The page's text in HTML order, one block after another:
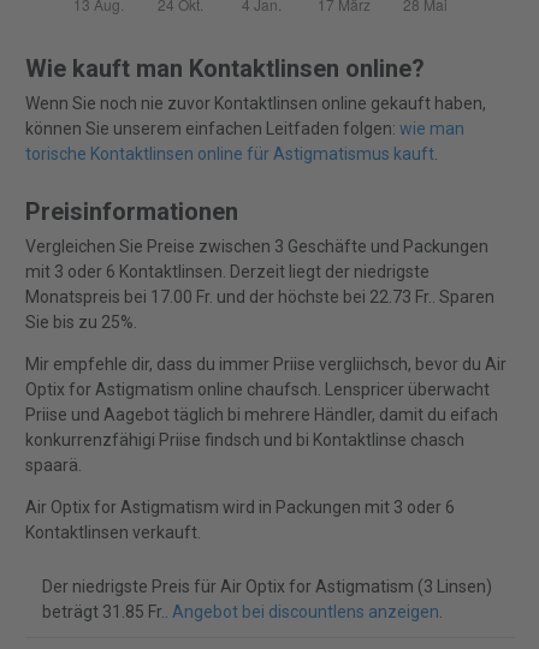
Wie kauft man Kontaktlinsen online?
Wenn Sie noch nie zuvor Kontaktlinsen online gekauft haben,
können Sie unserem einfachen Leitfaden folgen: wie man
torische Kontaktlinsen online für Astigmatismus kauft.
Preisinformationen
Vergleichen Sie Preise zwischen 3 Geschäfte und Packungen
mit 3 oder 6 Kontaktlinsen. Derzeit liegt der niedrigste
Monatspreis bei 17.00 Fr. und der höchste bei 22.73 Fr.. Sparen
Sie bis zu 25%.
Mir empfehle dir, dass du immer Priise vergliichsch, bevor du Air
Optix for Astigmatism online chaufsch. Lenspricer überwacht
Priise und Aagebot täglich bi mehrere Händler, damit du eifach
konkurrenzfähigi Priise findsch und bi Kontaktlinse chasch
spaarä.
Air Optix for Astigmatism wird in Packungen mit 3 oder 6
Kontaktlinsen verkauft.
Der niedrigste Preis für Air Optix for Astigmatism (3 Linsen)
beträgt 31.85 Fr.. Angebot bei discountlens anzeigen.